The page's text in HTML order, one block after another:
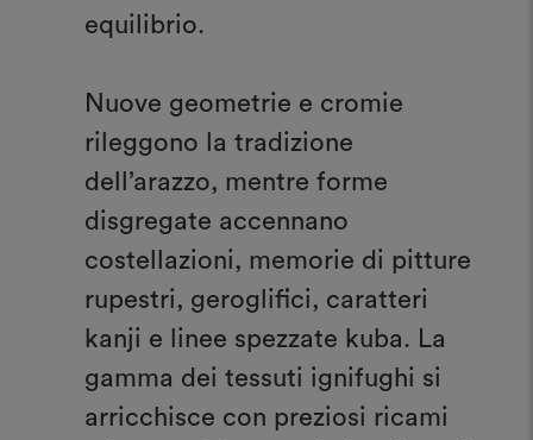
equilibrio.
Nuove geometrie e cromie
rileggono la tradizione
dell’arazzo, mentre forme
disgregate accennano
costellazioni, memorie di pitture
rupestri, geroglifici, caratteri
kanji e linee spezzate kuba. La
gamma dei tessuti ignifughi si
arricchisce con preziosi ricami